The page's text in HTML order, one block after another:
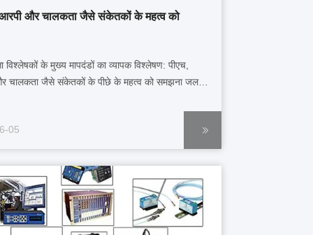
और चालकता जैसे संकेतकों के महत्व को
विश्लेषकों के मुख्य मापदंडों का व्यापक विश्लेषण: पीएच,
चालकता जैसे संकेतकों के पीछे के महत्व को समझना जल
के लिए एक वैज्ञ...
05